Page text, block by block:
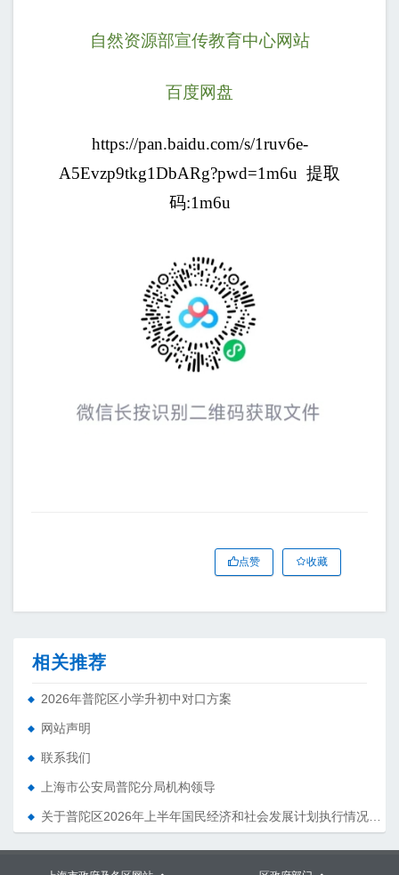
自然资源部宣传教育中心网站
百度网盘
https://pan.baidu.com/s/1ruv6e-
A5Evzp9tkg1DbARg?pwd=1m6u 提取
码:1m6u
点赞 收藏
相关推荐
2026年普陀区小学升初中对口方案
网站声明
联系我们
上海市公安局普陀分局机构领导